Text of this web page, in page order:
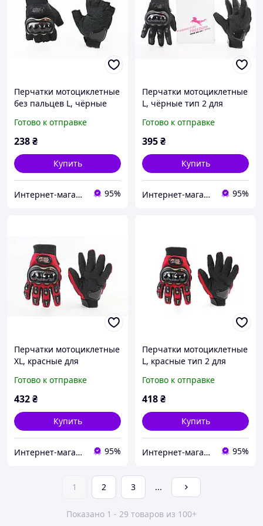
Перчатки мотоциклетные
без пальцев L, чёрные
Готово к отправке
238₴
Купить
Интернет-магазин "Бензозапчасти" 95%
Перчатки мотоциклетные
L, чёрные тип 2 для
Готово к отправке
395₴
Купить
Интернет-магазин "Бензозапчасти" 95%
Перчатки мотоциклетные
XL, красные для
Готово к отправке
432₴
Купить
Интернет-магазин "Бензозапчасти" 95%
Перчатки мотоциклетные
L, красные тип 2 для
Готово к отправке
418₴
Купить
Интернет-магазин "Бензозапчасти" 95%
1 2 3 ...
Показано 1 - 29 товаров из 100+